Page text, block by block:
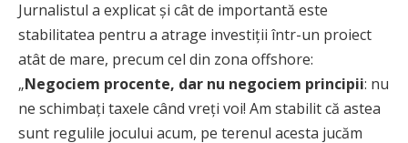
Jurnalistul a explicat și cât de importantă este
stabilitatea pentru a atrage investiții într-un proiect
atât de mare, precum cel din zona offshore:
„Negociem procente, dar nu negociem principii: nu
ne schimbați taxele când vreți voi! Am stabilit că astea
sunt regulile jocului acum, pe terenul acesta jucăm